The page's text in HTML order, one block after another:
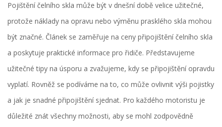
Pojištění čelního skla může být v dnešní době velice užitečné,
protože náklady na opravu nebo výměnu prasklého skla mohou
být značné. Článek se zaměřuje na ceny připojištění čelního skla
a poskytuje praktické informace pro řidiče. Představujeme
užitečné tipy na úsporu a zvažujeme, kdy se připojištění opravdu
vyplatí. Rovněž se podíváme na to, co může ovlivnit výši pojistky
a jak je snadné připojištění sjednat. Pro každého motoristu je
důležité znát všechny možnosti, aby se mohl zodpovědně